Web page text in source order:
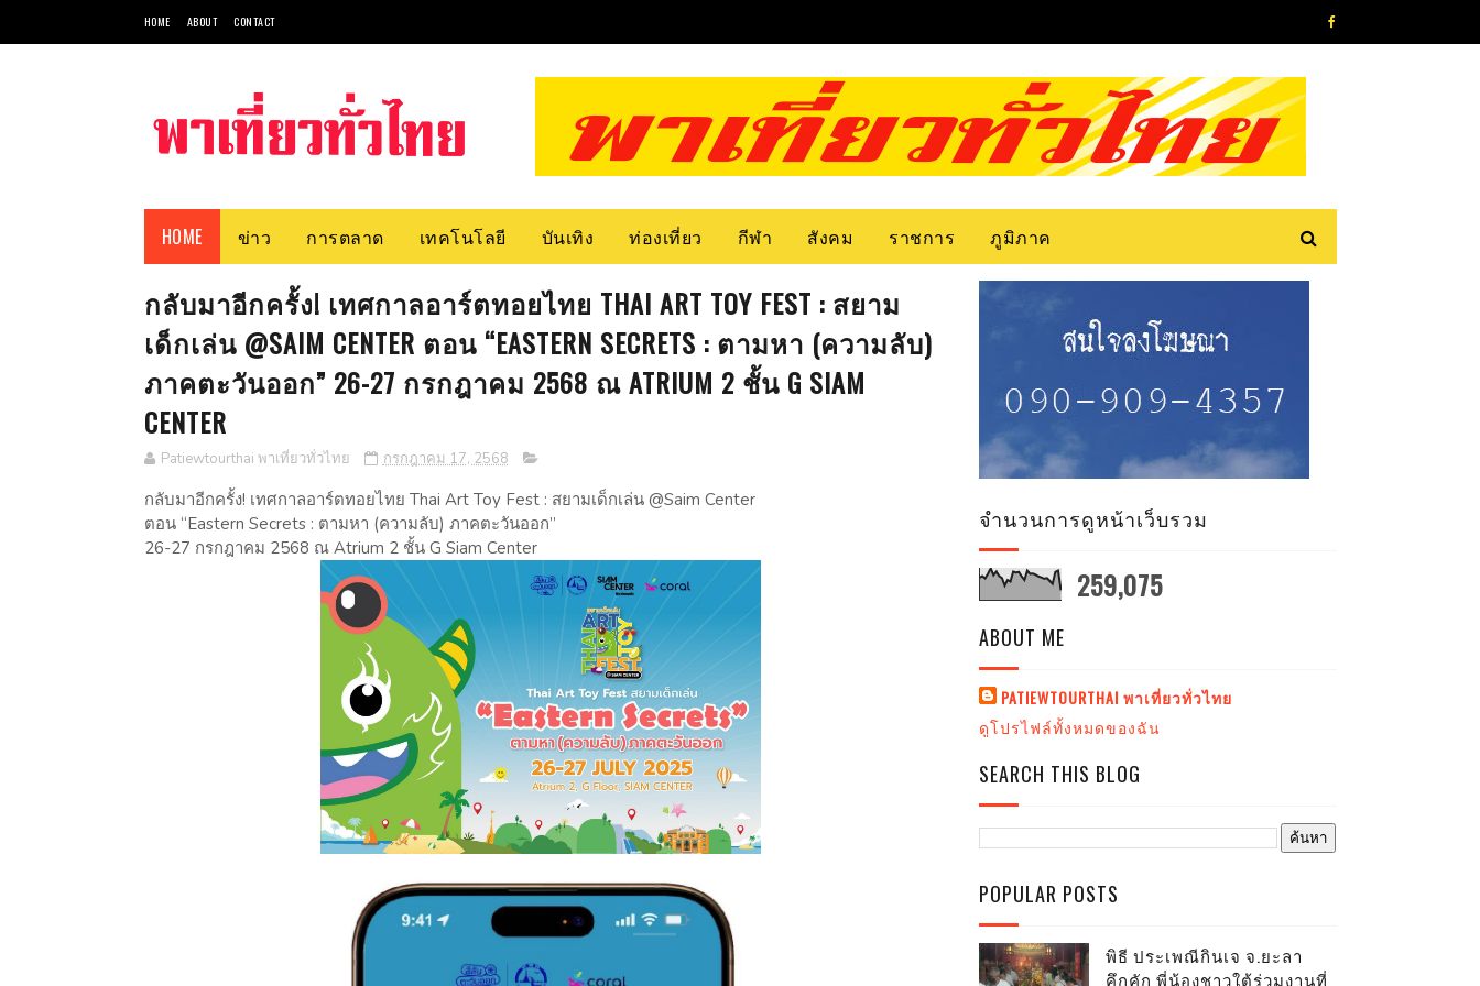
HOME ABOUT CONTACT
HOME ข่าว การตลาด เทคโนโลยี บันเทิง ท่องเที่ยว กีฬา สังคม ราชการ ภูมิภาค
กลับมาอีกครั้ง! เทศกาลอาร์ตทอยไทย THAI ART TOY FEST : สยาม
เด็กเล่น @SAIM CENTER ตอน “EASTERN SECRETS : ตามหา (ความลับ)
ภาคตะวันออก” 26-27 กรกฎาคม 2568 ณ ATRIUM 2 ชั้น G SIAM
CENTER
Patiewtourthai พาเที่ยวทั่วไทย กรกฎาคม 17, 2568
กลับมาอีกครั้ง! เทศกาลอาร์ตทอยไทย Thai Art Toy Fest : สยามเด็กเล่น @Saim Center
ตอน “Eastern Secrets : ตามหา (ความลับ) ภาคตะวันออก”
26-27 กรกฎาคม 2568 ณ Atrium 2 ชั้น G Siam Center
จำนวนการดูหน้าเว็บรวม
259,075
ABOUT ME
PATIEWTOURTHAI พาเที่ยวทั่วไทย
ดูโปรไฟล์ทั้งหมดของฉัน
SEARCH THIS BLOG
POPULAR POSTS
พิธี ประเพณีกินเจ จ.ยะลา
คึกคัก พี่น้องชาวใต้ร่วมงานที่